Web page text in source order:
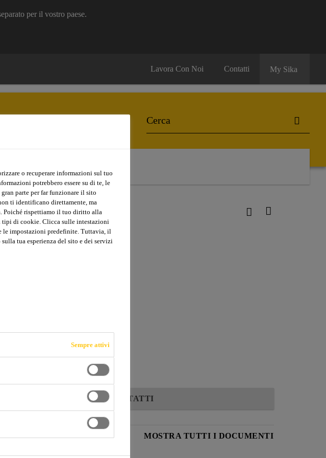
per il vostro paese.
Lavora Con Noi Contatti My Sika
Prodotti Sikafloor®-3310
da solventi.
CONTATTI
SCHEDA DATI PRODOTTO MOSTRA TUTTI I DOCUMENTI
o recuperare informazioni sul tuo
potrebbero essere su di te, le
parte per far funzionare il sito
ti identificano direttamente, ma
Poiché rispettiamo il tuo diritto alla
tipi di cookie. Clicca sulle intestazioni
le impostazioni predefinite. Tuttavia, il
tua esperienza del sito e dei servizi
Sempre attivi